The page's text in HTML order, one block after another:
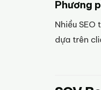
Phương
Nhiều
dựa trên